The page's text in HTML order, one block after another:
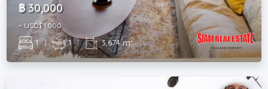
฿ 30,000
~ USD$ 1,000
1 | 1 | 3,674 m2